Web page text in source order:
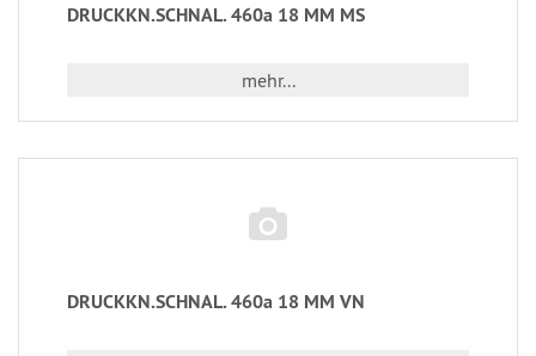
DRUCKKN.SCHNAL. 460a 18 MM MS
mehr...
DRUCKKN.SCHNAL. 460a 18 MM VN